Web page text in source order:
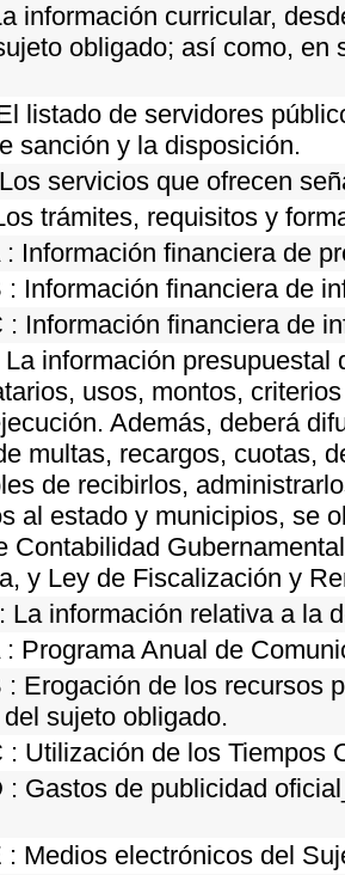
información curricular,
obligado; así como,
listado de servidores
sanción y la disposición.
servicios que ofrecen
trámites, requisitos y
: Información financiera de
: Información financiera de
: Información financiera de
información
usos, montos,
Además, deberá
multas, recargos, cuotas,
de recibirlos,
al estado y municipios, se
Contabilidad
y Ley de Fiscalización y
La información relativa a la
: Programa Anual de
: Erogación de los recursos
sujeto obligado.
: Utilización de los Tiempos
: Gastos de publicidad
: Medios electrónicos del